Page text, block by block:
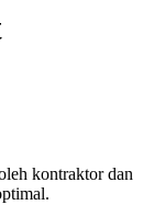
kontraktor dan